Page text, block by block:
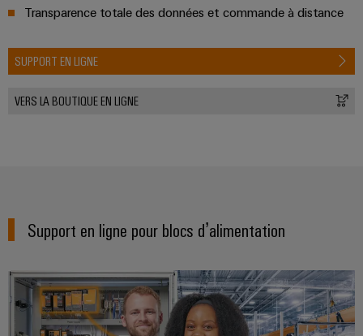
Transparence totale des données et commande à distance
SUPPORT EN LIGNE
VERS LA BOUTIQUE EN LIGNE
Support en ligne pour blocs d’alimentation